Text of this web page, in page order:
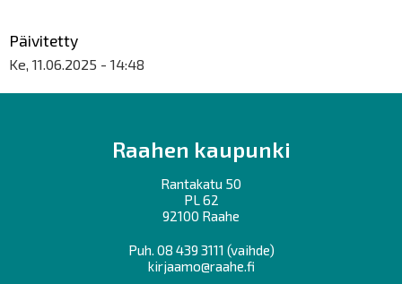
Päivitetty
Ke, 11.06.2025 - 14:48
Raahen kaupunki
Rantakatu 50
PL 62
92100 Raahe
Puh. 08 439 3111 (vaihde)
kirjaamo@raahe.fi